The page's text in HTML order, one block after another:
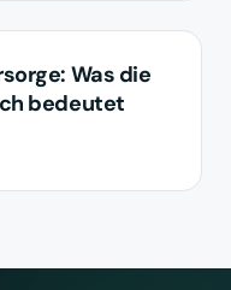
Was die
bedeutet